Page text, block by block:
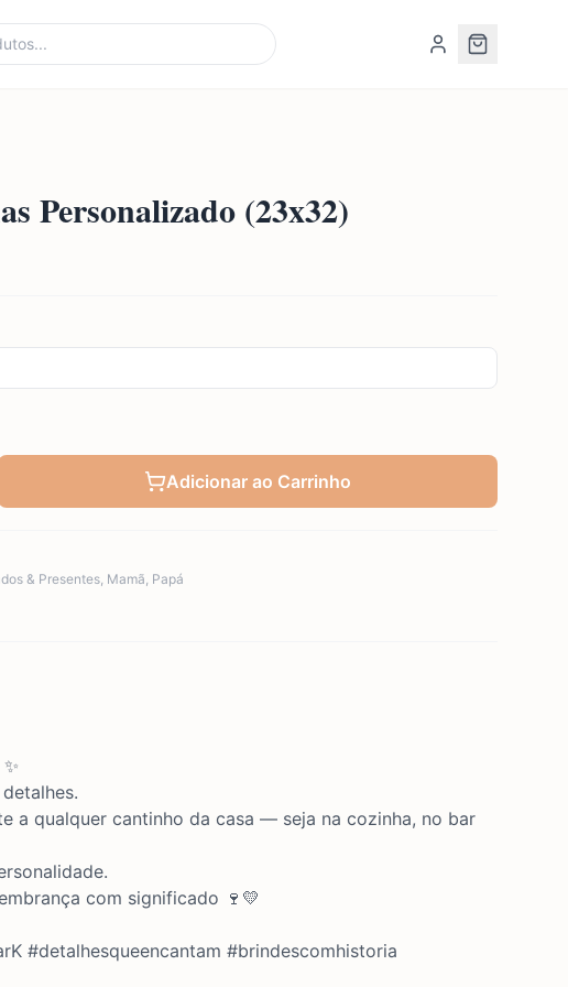
Personalizado (23x32)
Adicionar ao Carrinho
& Presentes, Mamã, Papá
a qualquer cantinho da casa — seja na cozinha, no bar
com significado 🍷💛
#detalhesqueencantam #brindescomhistoria